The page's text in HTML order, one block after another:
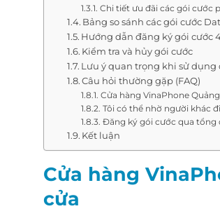
Chi tiết ưu đãi các gói cước
Bảng so sánh các gói cước
Hướng dẫn đăng ký gói cước
Kiểm tra và hủy gói cước
Lưu ý quan trọng khi sử dụng
Câu hỏi thường gặp (FAQ)
Cửa hàng VinaPhone
Tôi có thể nhờ người khác
Đăng ký gói cước qua tổng
Kết luận
Cửa hàng
cửa